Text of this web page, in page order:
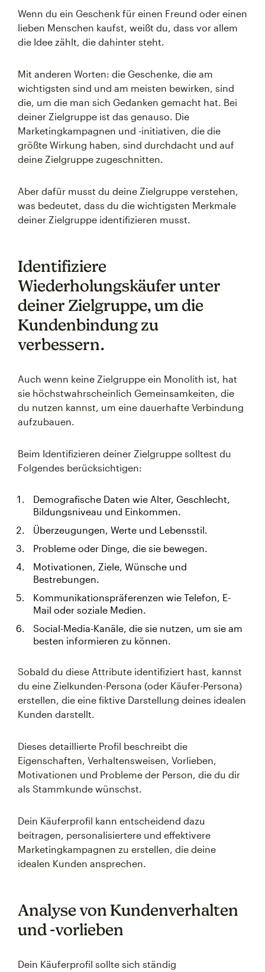
Wenn du ein Geschenk für einen Freund oder einen
lieben Menschen kaufst, weißt du, dass vor allem
die Idee zählt, die dahinter steht.
Mit anderen Worten: die Geschenke, die am
wichtigsten sind und am meisten bewirken, sind
die, um die man sich Gedanken gemacht hat. Bei
deiner Zielgruppe ist das genauso. Die
Marketingkampagnen und -initiativen, die die
größte Wirkung haben, sind durchdacht und auf
deine Zielgruppe zugeschnitten.
Aber dafür musst du deine Zielgruppe verstehen,
was bedeutet, dass du die wichtigsten Merkmale
deiner Zielgruppe identifizieren musst.
Identifiziere
Wiederholungskäufer unter
deiner Zielgruppe, um die
Kundenbindung zu
verbessern.
Auch wenn keine Zielgruppe ein Monolith ist, hat
sie höchstwahrscheinlich Gemeinsamkeiten, die
du nutzen kannst, um eine dauerhafte Verbindung
aufzubauen.
Beim Identifizieren deiner Zielgruppe solltest du
Folgendes berücksichtigen:
Demografische Daten wie Alter, Geschlecht,
Bildungsniveau und Einkommen.
Überzeugungen, Werte und Lebensstil.
Probleme oder Dinge, die sie bewegen.
Motivationen, Ziele, Wünsche und
Bestrebungen.
Kommunikationspräferenzen wie Telefon, E-
Mail oder soziale Medien.
Social-Media-Kanäle, die sie nutzen, um sie am
besten informieren zu können.
Sobald du diese Attribute identifiziert hast, kannst
du eine Zielkunden-Persona (oder Käufer-Persona)
erstellen, die eine fiktive Darstellung deines idealen
Kunden darstellt.
Dieses detaillierte Profil beschreibt die
Eigenschaften, Verhaltensweisen, Vorlieben,
Motivationen und Probleme der Person, die du dir
als Stammkunde wünschst.
Dein Käuferprofil kann entscheidend dazu
beitragen, personalisiertere und effektivere
Marketingkampagnen zu erstellen, die deine
idealen Kunden ansprechen.
Analyse von Kundenverhalten
und -vorlieben
Dein Käuferprofil sollte sich ständig